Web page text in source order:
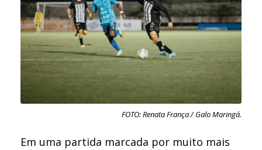
FOTO: Renata França / Galo Maringá.
Em uma partida marcada por muito mais